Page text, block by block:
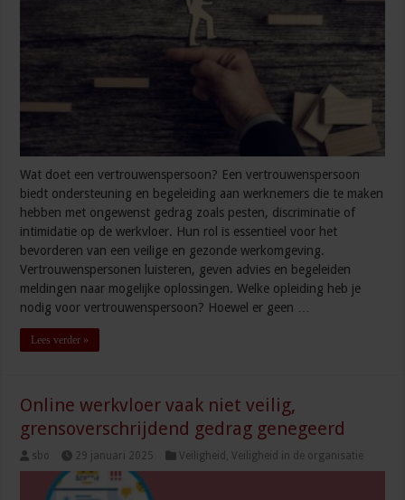
Wat doet een vertrouwenspersoon? Een vertrouwenspersoon
biedt ondersteuning en begeleiding aan werknemers die te maken
hebben met ongewenst gedrag zoals pesten, discriminatie of
intimidatie op de werkvloer. Hun rol is essentieel voor het
bevorderen van een veilige en gezonde werkomgeving.
Vertrouwenspersonen luisteren, geven advies en begeleiden
meldingen naar mogelijke oplossingen. Welke opleiding heb je
nodig voor vertrouwenspersoon? Hoewel er geen …
Lees verder »
Online werkvloer vaak niet veilig,
grensoverschrijdend gedrag genegeerd
sbo 29 januari 2025 Veiligheid ,Veiligheid in de organisatie